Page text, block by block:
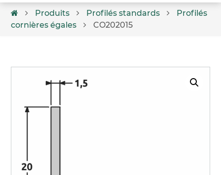
Produits Profilés standards
Profilés
cornières égales
CO202015